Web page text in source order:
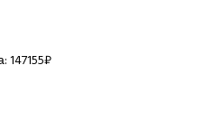
147155₽